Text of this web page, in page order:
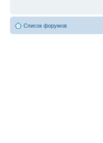
Список форумов